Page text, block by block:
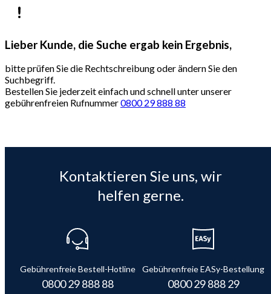
Lieber Kunde, die Suche ergab kein Ergebnis,
bitte prüfen Sie die Rechtschreibung oder ändern Sie den
Suchbegriff.
Bestellen Sie jederzeit einfach und schnell unter unserer
gebührenfreien Rufnummer0800 29 888 88
Kontaktieren Sie uns, wir
helfen gerne.
Gebührenfreie Bestell-Hotline
0800 29 888 88
Gebührenfreie EASy-Bestellung
0800 29 888 29